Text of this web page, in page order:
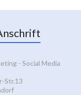
- Social Media
Str.13